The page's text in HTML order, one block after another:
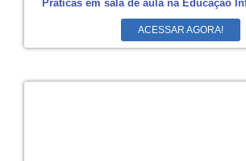
Práticas em sala de aula na Educação
ACESSAR AGORA!